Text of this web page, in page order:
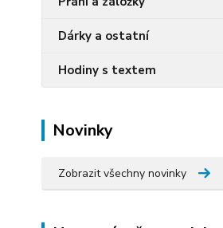
Dárky a ostatní
Hodiny s textem
Novinky
Zobrazit všechny novinky